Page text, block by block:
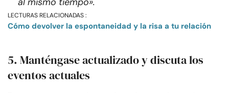
LECTURAS RELACIONADAS :
Cómo devolver la espontaneidad y la risa a tu relación
5. Manténgase actualizado y discuta los
eventos actuales